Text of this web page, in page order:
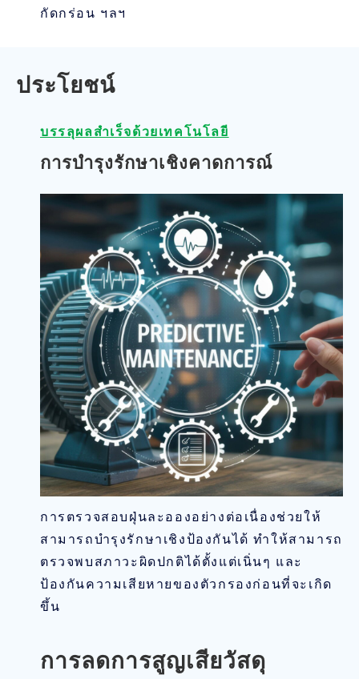
กัดกร่อน ฯลฯ
ประโยชน์
บรรลุผลสำเร็จด้วยเทคโนโลยี
การบำรุงรักษาเชิงคาดการณ์
การตรวจสอบฝุ่นละอองอย่างต่อเนื่องช่วยให้
สามารถบำรุงรักษาเชิงป้องกันได้ ทำให้สามารถ
ตรวจพบสภาวะผิดปกติได้ตั้งแต่เนิ่นๆ และ
ป้องกันความเสียหายของตัวกรองก่อนที่จะเกิด
ขึ้น
การลดการสูญเสียวัสดุ